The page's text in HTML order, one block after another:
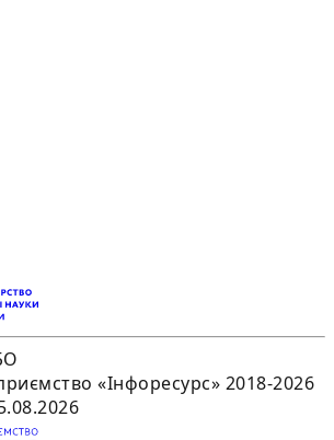
«Інфоресурс» 2018-2026